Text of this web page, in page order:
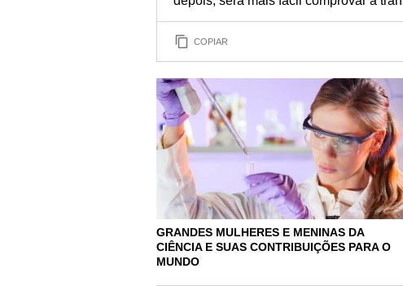
COPIAR
GRANDES MULHERES E MENINAS DA
CIÊNCIA E SUAS CONTRIBUIÇÕES PARA O
MUNDO